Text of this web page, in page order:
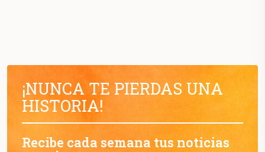
¡NUNCA TE PIERDAS UNA
HISTORIA!
Recibe cada semana tus noticias